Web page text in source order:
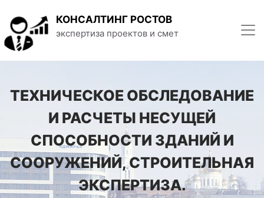
КОНСАЛТИНГ РОСТОВ
экспертиза проектов и смет
ТЕХНИЧЕСКОЕ ОБСЛЕДОВАНИЕ
И РАСЧЕТЫ НЕСУЩЕЙ
СПОСОБНОСТИ ЗДАНИЙ И
СООРУЖЕНИЙ, СТРОИТЕЛЬНАЯ
ЭКСПЕРТИЗА.